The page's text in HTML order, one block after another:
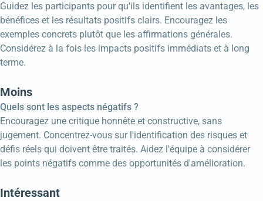
Guidez les participants pour qu'ils identifient les avantages, les
bénéfices et les résultats positifs clairs. Encouragez les
exemples concrets plutôt que les affirmations générales.
Considérez à la fois les impacts positifs immédiats et à long
terme.
Moins
Quels sont les aspects négatifs ?
Encouragez une critique honnête et constructive, sans
jugement. Concentrez-vous sur l'identification des risques et
défis réels qui doivent être traités. Aidez l'équipe à considérer
les points négatifs comme des opportunités d'amélioration.
Intéressant